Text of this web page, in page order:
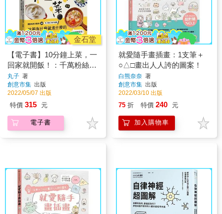
金石堂
【電子書】10分鐘上菜，一
回家就開飯！：千萬粉絲都
說讚的零失敗快速料理＋甜
點，超人氣秒殺食譜100+
丸子 著
創意市集 出版
2022/05/07 出版
特價 315 元
電子書
就愛隨手畫插畫：1支筆＋
○△□畫出人人誇的圖案！
白熊奈奈 著
創意市集 出版
2022/03/10 出版
75 折 特價 240 元
加入購物車